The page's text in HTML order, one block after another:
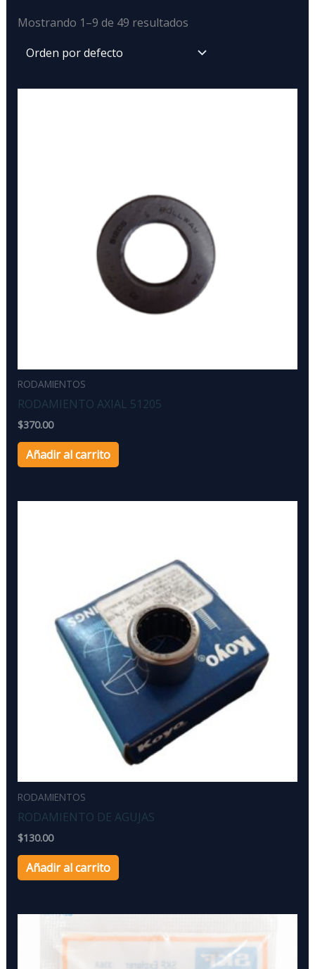
Mostrando 1–9 de 49 resultados
RODAMIENTOS
RODAMIENTO AXIAL 51205
$370.00
Añadir al carrito
RODAMIENTOS
RODAMIENTO DE AGUJAS
$130.00
Añadir al carrito